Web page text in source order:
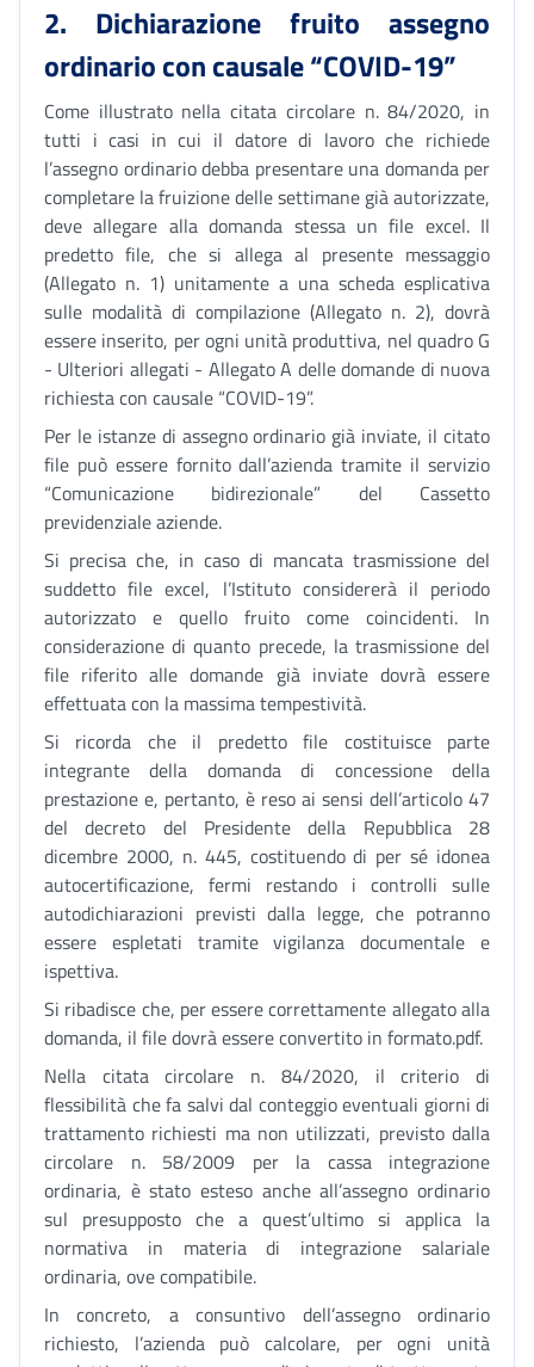
2. Dichiarazione fruito assegno
ordinario con causale “COVID-19”
Come illustrato nella citata circolare n. 84/2020, in
tutti i casi in cui il datore di lavoro che richiede
l’assegno ordinario debba presentare una domanda per
completare la fruizione delle settimane già autorizzate,
deve allegare alla domanda stessa un file excel. Il
predetto file, che si allega al presente messaggio
(Allegato n. 1) unitamente a una scheda esplicativa
sulle modalità di compilazione (Allegato n. 2), dovrà
essere inserito, per ogni unità produttiva, nel quadro G
- Ulteriori allegati - Allegato A delle domande di nuova
richiesta con causale “COVID-19”.
Per le istanze di assegno ordinario già inviate, il citato
file può essere fornito dall’azienda tramite il servizio
“Comunicazione bidirezionale” del Cassetto
previdenziale aziende.
Si precisa che, in caso di mancata trasmissione del
suddetto file excel, l’Istituto considererà il periodo
autorizzato e quello fruito come coincidenti. In
considerazione di quanto precede, la trasmissione del
file riferito alle domande già inviate dovrà essere
effettuata con la massima tempestività.
Si ricorda che il predetto file costituisce parte
integrante della domanda di concessione della
prestazione e, pertanto, è reso ai sensi dell’articolo 47
del decreto del Presidente della Repubblica 28
dicembre 2000, n. 445, costituendo di per sé idonea
autocertificazione, fermi restando i controlli sulle
autodichiarazioni previsti dalla legge, che potranno
essere espletati tramite vigilanza documentale e
ispettiva.
Si ribadisce che, per essere correttamente allegato alla
domanda, il file dovrà essere convertito in formato.pdf.
Nella citata circolare n. 84/2020, il criterio di
flessibilità che fa salvi dal conteggio eventuali giorni di
trattamento richiesti ma non utilizzati, previsto dalla
circolare n. 58/2009 per la cassa integrazione
ordinaria, è stato esteso anche all’assegno ordinario
sul presupposto che a quest’ultimo si applica la
normativa in materia di integrazione salariale
ordinaria, ove compatibile.
In concreto, a consuntivo dell’assegno ordinario
richiesto, l’azienda può calcolare, per ogni unità